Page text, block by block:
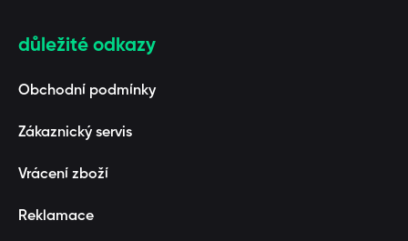
důležité odkazy
Obchodní podmínky
Zákaznický servis
Vrácení zboží
Reklamace